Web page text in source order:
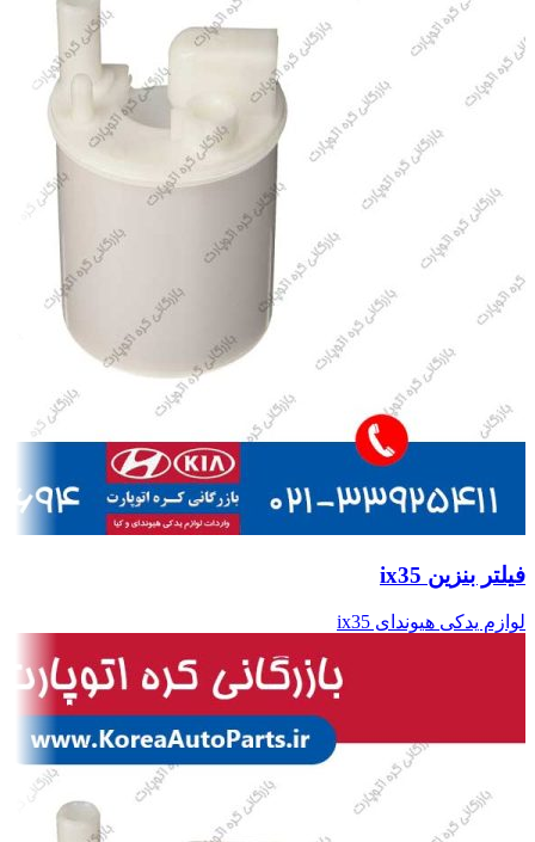
فیلتر بنزین ix35
لوازم یدکی هیوندای ix35